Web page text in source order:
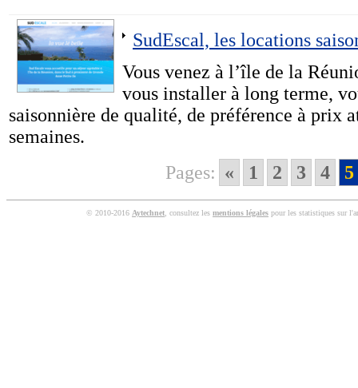
SudEscal, les locations
Vous venez à l’île de la
vous installer à long terme,
saisonnière de qualité, de préférence à prix
semaines.
Pages: « 1 2 3 4 5
© 2010-2016 Aytechnet , consultez les mentions légales pour les statistiques sur